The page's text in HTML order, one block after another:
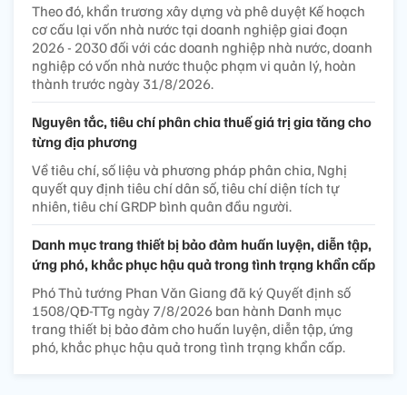
Theo đó, khẩn trương xây dựng và phê duyệt Kế hoạch
cơ cấu lại vốn nhà nước tại doanh nghiệp giai đoạn
2026 - 2030 đối với các doanh nghiệp nhà nước, doanh
nghiệp có vốn nhà nước thuộc phạm vi quản lý, hoàn
thành trước ngày 31/8/2026.
Nguyên tắc, tiêu chí phân chia thuế giá trị gia tăng cho
từng địa phương
Về tiêu chí, số liệu và phương pháp phân chia, Nghị
quyết quy định tiêu chí dân số, tiêu chí diện tích tự
nhiên, tiêu chí GRDP bình quân đầu người.
Danh mục trang thiết bị bảo đảm huấn luyện, diễn tập,
ứng phó, khắc phục hậu quả trong tình trạng khẩn cấp
Phó Thủ tướng Phan Văn Giang đã ký Quyết định số
1508/QĐ-TTg ngày 7/8/2026 ban hành Danh mục
trang thiết bị bảo đảm cho huấn luyện, diễn tập, ứng
phó, khắc phục hậu quả trong tình trạng khẩn cấp.